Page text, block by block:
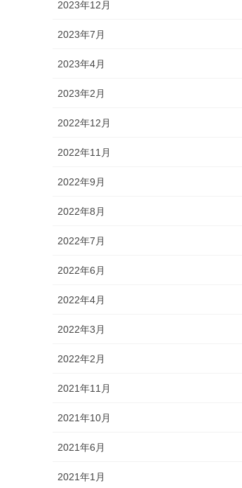
2023年12月
2023年7月
2023年4月
2023年2月
2022年12月
2022年11月
2022年9月
2022年8月
2022年7月
2022年6月
2022年4月
2022年3月
2022年2月
2021年11月
2021年10月
2021年6月
2021年1月